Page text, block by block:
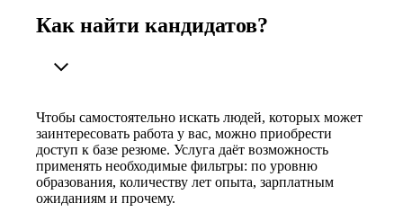
Как найти кандидатов?
Чтобы самостоятельно искать людей, которых может
заинтересовать работа у вас, можно приобрести
доступ к базе резюме. Услуга даёт возможность
применять необходимые фильтры: по уровню
образования, количеству лет опыта, зарплатным
ожиданиям и прочему.